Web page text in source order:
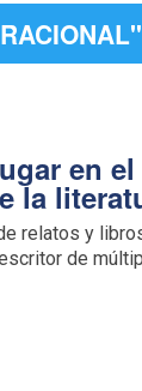
en
la
relatos y
de